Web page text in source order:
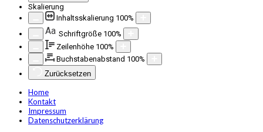
Skalierung
Inhaltsskalierung 100%
Aa Schriftgröße 100%
Zeilenhöhe 100%
Buchstabenabstand 100%
Zurücksetzen
Home
Kontakt
Impressum
Datenschutzerklärung